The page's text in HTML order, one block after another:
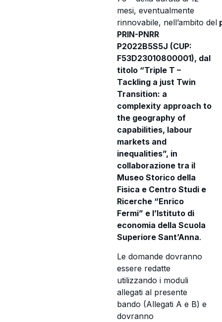
mesi, eventualmente
rinnovabile, nell’ambito del
PRIN-PNRR
P2022B5S5J (CUP:
F53D23010800001), dal
titolo “Triple T –
Tackling a just Twin
Transition: a
complexity approach to
the geography of
capabilities, labour
markets and
inequalities”, in
collaborazione tra il
Museo Storico della
Fisica e Centro Studi e
Ricerche “Enrico
Fermi” e l’Istituto di
economia della Scuola
Superiore Sant’Anna.
Le domande dovranno
essere redatte
utilizzando i moduli
allegati al presente
bando (Allegati A e B) e
dovranno